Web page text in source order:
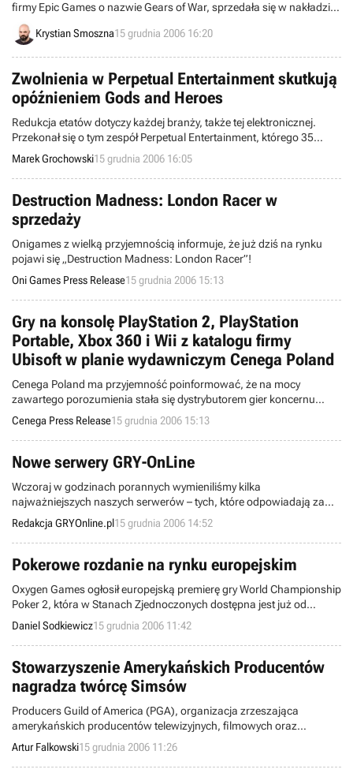
firmy Epic Games o nazwie Gears of War, sprzedała się w nakładzie
przekraczającym dwa miliony kopii – poinformował dziś koncern
Microsoft.
Krystian Smoszna15 grudnia 2006 16:20
Zwolnienia w Perpetual Entertainment skutkują
opóźnieniem Gods and Heroes
Redukcja etatów dotyczy każdej branży, także tej elektronicznej.
Przekonał się o tym zespół Perpetual Entertainment, którego 35
członków zostało dzisiaj zwolnionych z pracy. Powodem, jakim przy
podejmowaniu decyzji o odprawie kierowało się szefostwo firmy,
była chęć zmniejszenia kosztów produkcji nowych tytułów, m.in. gry
MMocRPG Gods and Heroes: Rome Rising.
Marek Grochowski15 grudnia 2006 16:05
Destruction Madness: London Racer w
sprzedaży
Onigames z wielką przyjemnością informuje, że już dziś na rynku
pojawi się „Destruction Madness: London Racer”!
Oni Games Press Release15 grudnia 2006 15:13
Gry na konsolę PlayStation 2, PlayStation
Portable, Xbox 360 i Wii z katalogu firmy
Ubisoft w planie wydawniczym Cenega Poland
Cenega Poland ma przyjemność poinformować, że na mocy
zawartego porozumienia stała się dystrybutorem gier koncernu
Ubisoft na konsole PlayStation 2, PlayStation Portable, Xbox 360 i
Wii.
Cenega Press Release15 grudnia 2006 15:13
Nowe serwery GRY-OnLine
Wczoraj w godzinach porannych wymieniliśmy kilka
najważniejszych naszych serwerów – tych, które odpowiadają za
działanie serwisu informacyjnego oraz forum – na nowe, naprawdę
potężne maszyny.
Redakcja GRYOnline.pl15 grudnia 2006 14:52
Pokerowe rozdanie na rynku europejskim
Oxygen Games ogłosił europejską premierę gry World Championship
Poker 2, która w Stanach Zjednoczonych dostępna jest już od
dawien dawna. Mieszkańcy Starego Kontynentu będą mogli spłukać
się z wirtualnych żetonów już 23 stycznia 2007.
Daniel Sodkiewicz15 grudnia 2006 11:42
Stowarzyszenie Amerykańskich Producentów
nagradza twórcę Simsów
Producers Guild of America (PGA), organizacja zrzeszająca
amerykańskich producentów telewizyjnych, filmowych oraz
twórców nowych mediów wręczy Willowi Wrightowi, autorowi
Simsów, Vanguard Award, nagrodę przyznawaną wizjonerom
Artur Falkowski15 grudnia 2006 11:26